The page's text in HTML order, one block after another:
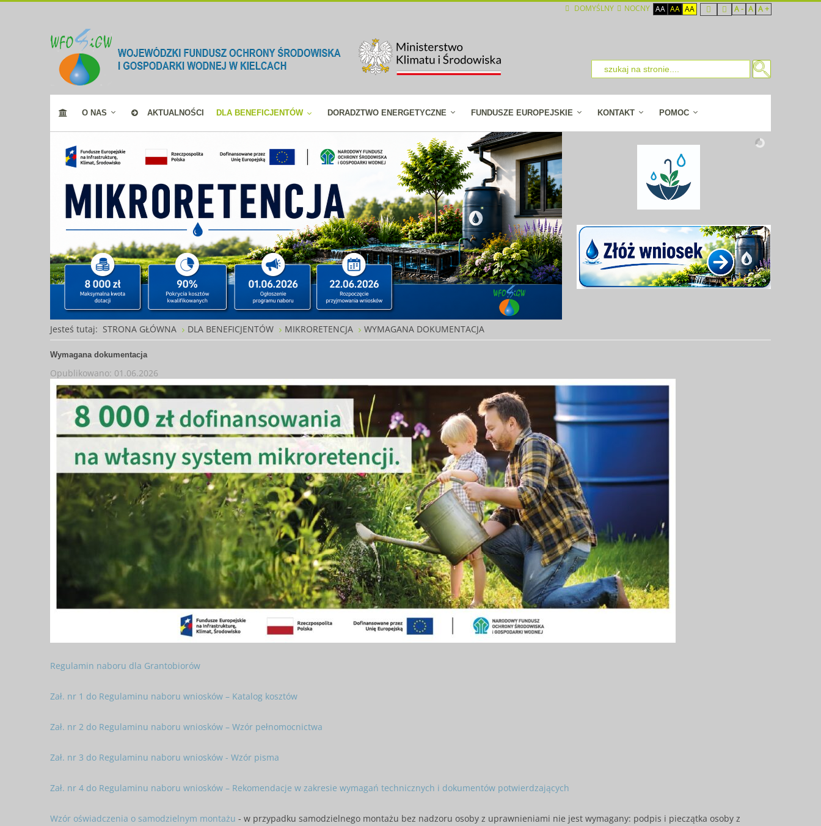
DOMYŚLNY NOCNY AA AA AA A - A A +
O NAS AKTUALNOŚCI DLA BENEFICJENTÓW DORADZTWO ENERGETYCZNE FUNDUSZE EUROPEJSKIE KONTAKT POMOC
Jesteś tutaj: STRONA GŁÓWNA DLA BENEFICJENTÓW MIKRORETENCJA WYMAGANA DOKUMENTACJA
Wymagana dokumentacja
Opublikowano: 01.06.2026
Regulamin naboru dla Grantobiorów
Zał. nr 1 do Regulaminu naboru wniosków – Katalog kosztów
Zał. nr 2 do Regulaminu naboru wniosków – Wzór pełnomocnictwa
Zał. nr 3 do Regulaminu naboru wniosków - Wzór pisma
Zał. nr 4 do Regulaminu naboru wniosków – Rekomendacje w zakresie wymagań technicznych i dokumentów potwierdzających
Wzór oświadczenia o samodzielnym montażu - w przypadku samodzielnego montażu bez nadzoru osoby z uprawnieniami nie jest wymagany: podpis i pieczątka osoby z